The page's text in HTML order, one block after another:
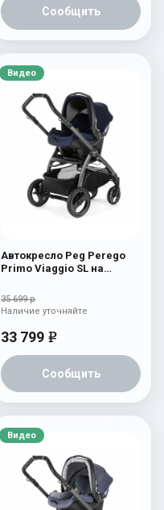
Сообщить
Видео
Автокресло Peg Perego
Primo Viaggio SL на
White/Black) Bloom Navy
35 699 р
33 799 e
Сообщить
Наличие уточняйте
Видео